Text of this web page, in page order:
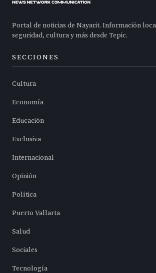
Portal de noticias de Nayarit. Información
seguridad, cultura y más desde Tepic.
SECCIONES
Cultura
Economía
Educación
Exclusiva
Internacional
Opinión
Política
Puerto Vallarta
Salud
Sociales
Tecnología